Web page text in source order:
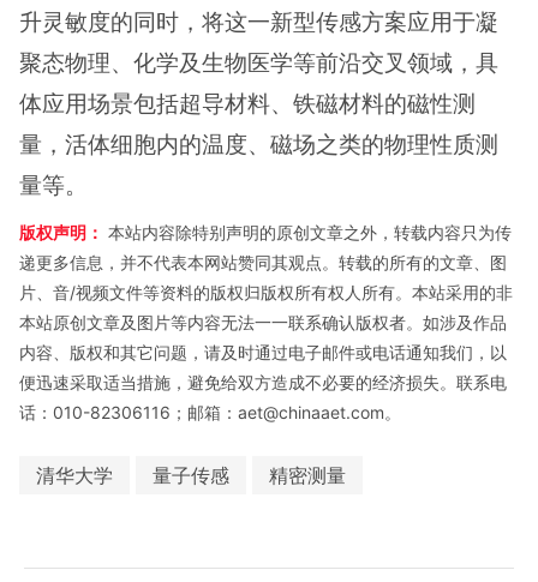
升灵敏度的同时，将这一新型传感方案应用于凝
聚态物理、化学及生物医学等前沿交叉领域，具
体应用场景包括超导材料、铁磁材料的磁性测
量，活体细胞内的温度、磁场之类的物理性质测
量等。
版权声明： 本站内容除特别声明的原创文章之外，转载内容只为传
递更多信息，并不代表本网站赞同其观点。转载的所有的文章、图
片、音/视频文件等资料的版权归版权所有权人所有。本站采用的非
本站原创文章及图片等内容无法一一联系确认版权者。如涉及作品
内容、版权和其它问题，请及时通过电子邮件或电话通知我们，以
便迅速采取适当措施，避免给双方造成不必要的经济损失。联系电
话：010-82306116；邮箱：aet@chinaaet.com。
清华大学 量子传感 精密测量